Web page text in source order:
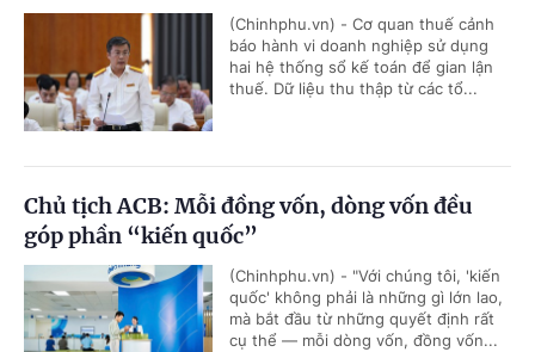
(Chinhphu.vn) - Cơ quan thuế cảnh
báo hành vi doanh nghiệp sử dụng
hai hệ thống sổ kế toán để gian lận
thuế. Dữ liệu thu thập từ các tổ...
Chủ tịch ACB: Mỗi đồng vốn, dòng vốn đều
góp phần “kiến quốc”
(Chinhphu.vn) - "Với chúng tôi, 'kiến
quốc' không phải là những gì lớn lao,
mà bắt đầu từ những quyết định rất
cụ thể — mỗi dòng vốn, đồng vốn...